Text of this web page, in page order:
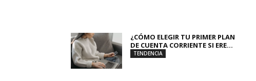
¿CÓMO ELEGIR TU PRIMER PLAN
DE CUENTA CORRIENTE SI ERE...
TENDENCIA